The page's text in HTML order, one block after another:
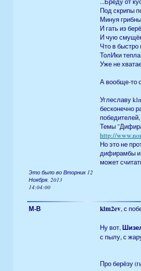
Под скрипы
Минуя
И гать из
И чую
Что в
ТолИки
Уже не
А вообще-то
Углеславу
бесконечно
Темы
http://
Но это не
дифирамбы и
может
Это было во Вторник 12
Ноября, 2013
14:04:00
М-В klm2ev, с
Ну вот,
с пылу, с
Про берёзу